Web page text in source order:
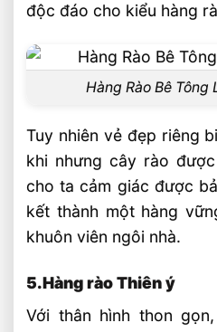
độc đáo cho kiểu hàng
Hàng Rào Bê Tông
Tuy nhiên vẻ đẹp riêng
khi nhưng cây rào
cho ta cảm giác được
kết thành một hàng
khuôn viên ngôi nhà.
5.Hàng rào Thiên ý
Với thân hình thon